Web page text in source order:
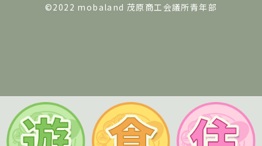
©2022 mobaland 茂原商工会議所青年部